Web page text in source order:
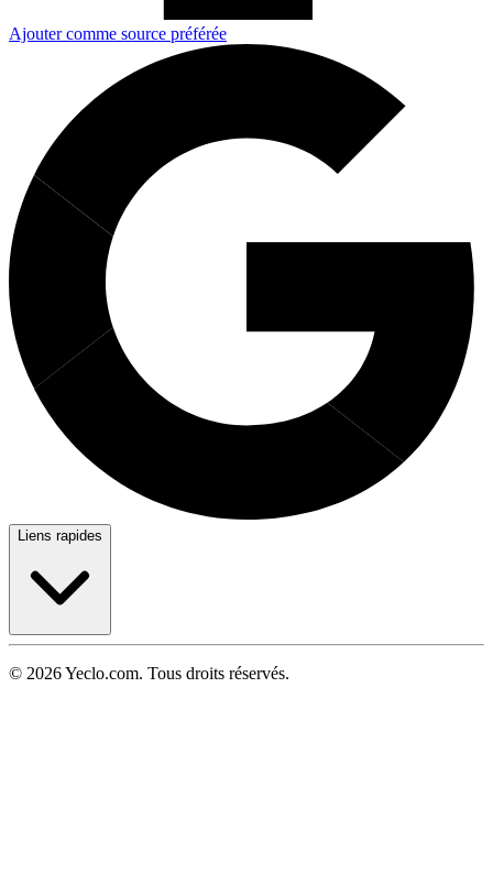
Ajouter comme source préférée
Liens rapides
© 2026 Yeclo.com. Tous droits réservés.